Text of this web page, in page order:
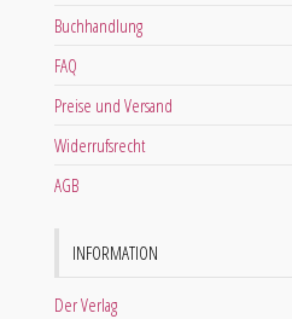
Buchhandlung
FAQ
Preise und Versand
Widerrufsrecht
AGB
INFORMATION
Der Verlag